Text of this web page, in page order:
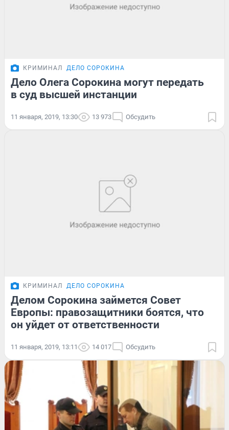
КРИМИНАЛ ДЕЛО СОРОКИНА
Дело Олега Сорокина могут передать
в суд высшей инстанции
11 января, 2019, 13:30 13 973 Обсудить
КРИМИНАЛ ДЕЛО СОРОКИНА
Делом Сорокина займется Совет
Европы: правозащитники боятся, что
он уйдет от ответственности
11 января, 2019, 13:11 14 017 Обсудить